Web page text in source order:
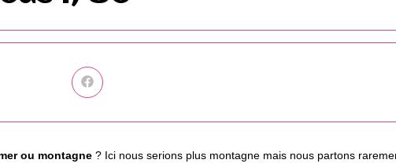
Ouvrir
dans
autre
ou montagne ? Ici nous serions plus montagne mais nous partons